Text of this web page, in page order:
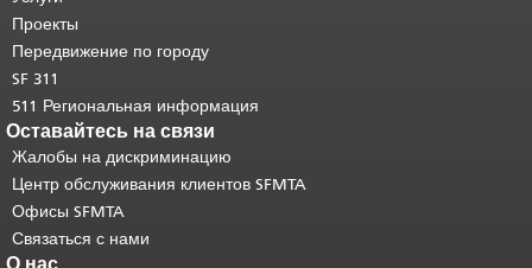
странице.
основного содержимого .
Проекты
Передвижение по городу
SF 311
511 Региональная информация
Оставайтесь на связи
Жалобы на дискриминацию
Центр обслуживания клиентов SFMTA
Офисы SFMTA
Связаться с нами